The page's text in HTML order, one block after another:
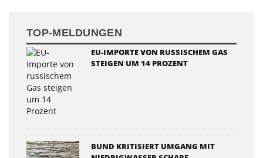
TOP-MELDUNGEN
EU-IMPORTE VON RUSSISCHEM GAS
STEIGEN UM 14 PROZENT
BUND KRITISIERT UMGANG MIT